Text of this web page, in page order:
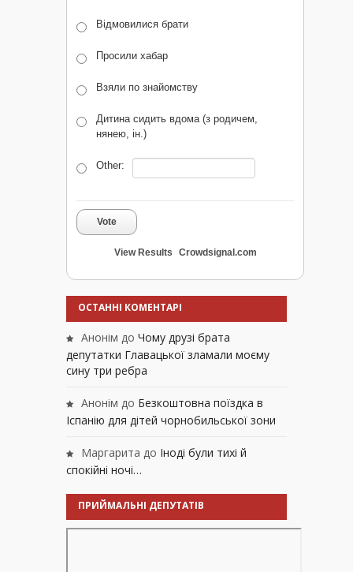
Відмовилися брати
Просили хабар
Взяли по знайомству
Дитина сидить вдома (з родичем,
нянею, ін.)
Other:
Vote
View Results Crowdsignal.com
ОСТАННІ КОМЕНТАРІ
Анонім до Чому друзі брата
депутатки Главацької зламали моєму
сину три ребра
Анонім до Безкоштовна поїздка в
Іспанію для дітей чорнобильської зони
Маргарита до Іноді були тихі й
спокійні ночі…
ПРИЙМАЛЬНІ ДЕПУТАТІВ